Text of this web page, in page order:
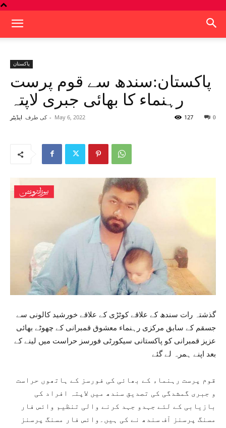
پاکستان
پاکستان:سندھ سے قوم پرست
رہنماء کا بھائی جبری لاپتہ
کی طرف ایڈیٹر - May 6, 2022 0
127
گذشتہ رات سندھ کے علاقے کوٹڑی کے علاقے خورشید کالونی سے
جسقم کے سابق مرکزی رہنماء معشوق قمبرانی کے چھوٹے بھائی
عزیز قمبرانی کو پاکستانی سیکورٹی فورسز حراست میں لینے کے
بعد اپنے ہمرہ لے گئے
قوم پرست رہنماء کے بھائی کی فورسز کے ہاتھوں حراست
و جبری گمشدگی کی تصدیق سندھ میں لاپتہ افراد کی
بازیابی کے لئے جہدو جہد کرنے والی تنظیم وائس فار
مسنگ پرسنز آف سندھ نے کی ہیں۔وائس فار مسنگ پرسنز